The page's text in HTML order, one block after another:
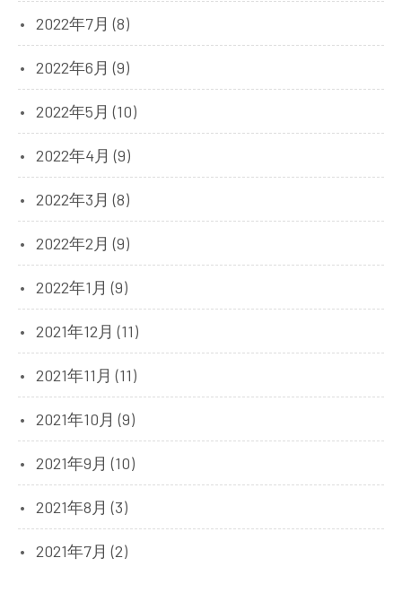
2022年7月 (8)
2022年6月 (9)
2022年5月 (10)
2022年4月 (9)
2022年3月 (8)
2022年2月 (9)
2022年1月 (9)
2021年12月 (11)
2021年11月 (11)
2021年10月 (9)
2021年9月 (10)
2021年8月 (3)
2021年7月 (2)